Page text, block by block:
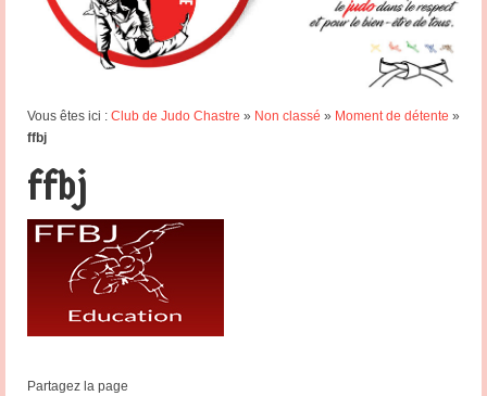
Vous êtes ici : Club de Judo Chastre » Non classé » Moment de détente »
ffbj
ffbj
Partagez la page